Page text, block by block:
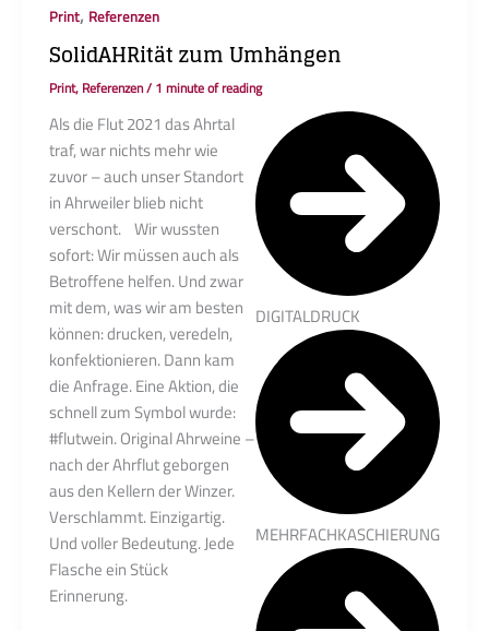
Print, Referenzen
SolidAHRität zum Umhängen
Print, Referenzen/ 1 minute of reading
Als die Flut 2021 das Ahrtal
traf, war nichts mehr wie
zuvor – auch unser Standort
in Ahrweiler blieb nicht
verschont. Wir wussten
sofort: Wir müssen auch als
Betroffene helfen. Und zwar
mit dem, was wir am besten
können: drucken, veredeln,
konfektionieren. Dann kam
die Anfrage. Eine Aktion, die
schnell zum Symbol wurde:
#flutwein. Original Ahrweine –
nach der Ahrflut geborgen
aus den Kellern der Winzer.
Verschlammt. Einzigartig.
Und voller Bedeutung. Jede
Flasche ein Stück
Erinnerung.
DIGITALDRUCK
MEHRFACHKASCHIERUNG